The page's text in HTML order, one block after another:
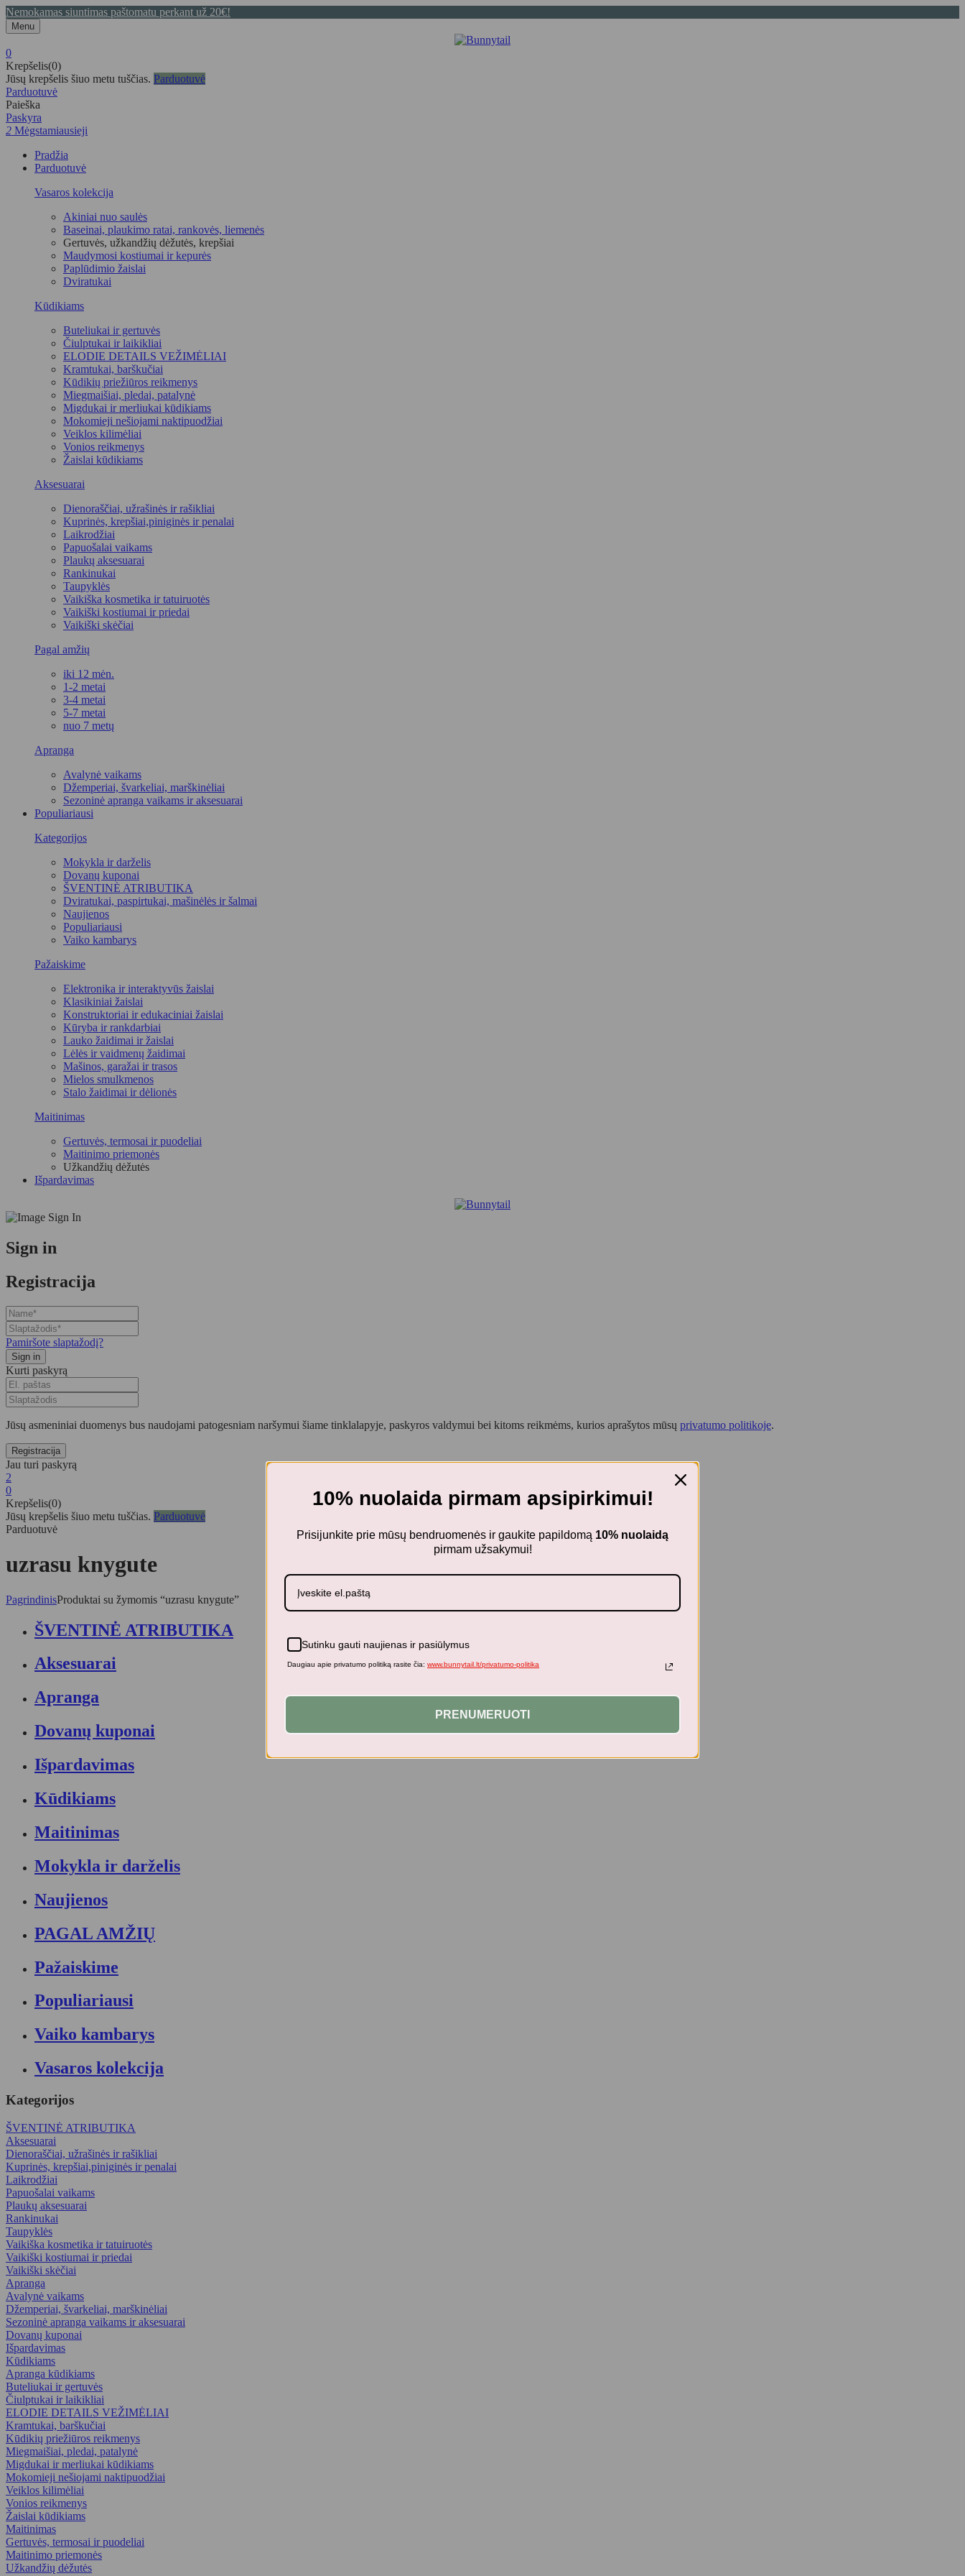
Nemokamas siuntimas paštomatu perkant už 20€!
Menu
0
Krepšelis(0)
Jūsų krepšelis šiuo metu tuščias. Parduotuvė
Parduotuvė
Paieška
Paskyra
2 Mėgstamiausieji
Pradžia
Parduotuvė
Vasaros kolekcija
Akiniai nuo saulės
Baseinai, plaukimo ratai, rankovės, liemenės
Gertuvės, užkandžių dėžutės, krepšiai
Maudymosi kostiumai ir kepurės
Paplūdimio žaislai
Dviratukai
Kūdikiams
Buteliukai ir gertuvės
Čiulptukai ir laikikliai
ELODIE DETAILS VEŽIMĖLIAI
Kramtukai, barškučiai
Kūdikių priežiūros reikmenys
Miegmaišiai, pledai, patalynė
Migdukai ir merliukai kūdikiams
Mokomieji nešiojami naktipuodžiai
Veiklos kilimėliai
Vonios reikmenys
Žaislai kūdikiams
Aksesuarai
Dienoraščiai, užrašinės ir rašikliai
Kuprinės, krepšiai,piniginės ir penalai
Laikrodžiai
Papuošalai vaikams
Plaukų aksesuarai
Rankinukai
Taupyklės
Vaikiška kosmetika ir tatuiruotės
Vaikiški kostiumai ir priedai
Vaikiški skėčiai
Pagal amžių
iki 12 mėn.
1-2 metai
3-4 metai
5-7 metai
nuo 7 metų
Apranga
Avalynė vaikams
Džemperiai, švarkeliai, marškinėliai
Sezoninė apranga vaikams ir aksesuarai
Populiariausi
Kategorijos
Mokykla ir darželis
Dovanų kuponai
ŠVENTINĖ ATRIBUTIKA
Dviratukai, paspirtukai, mašinėlės ir šalmai
Naujienos
Populiariausi
Vaiko kambarys
Pažaiskime
Elektronika ir interaktyvūs žaislai
Klasikiniai žaislai
Konstruktoriai ir edukaciniai žaislai
Kūryba ir rankdarbiai
Lauko žaidimai ir žaislai
Lėlės ir vaidmenų žaidimai
Mašinos, garažai ir trasos
Mielos smulkmenos
Stalo žaidimai ir dėlionės
Maitinimas
Gertuvės, termosai ir puodeliai
Maitinimo priemonės
Užkandžių dėžutės
Išpardavimas
Sign in
Registracija
Pamiršote slaptažodį?
Kurti paskyrą
Jūsų asmeniniai duomenys bus naudojami patogesniam naršymui šiame tinklalapyje, paskyros valdymui bei kitoms reikmėms, kurios aprašytos mūsų privatumo politikoje.
Jau turi paskyrą
2
0
Krepšelis(0)
Jūsų krepšelis šiuo metu tuščias. Parduotuvė
Parduotuvė
uzrasu knygute
PagrindinisProduktai su žymomis “uzrasu knygute”
ŠVENTINĖ ATRIBUTIKA
Aksesuarai
Apranga
Dovanų kuponai
Išpardavimas
Kūdikiams
Maitinimas
Mokykla ir darželis
Naujienos
PAGAL AMŽIŲ
Pažaiskime
Populiariausi
Vaiko kambarys
Vasaros kolekcija
Kategorijos
ŠVENTINĖ ATRIBUTIKA
Aksesuarai
Dienoraščiai, užrašinės ir rašikliai
Kuprinės, krepšiai,piniginės ir penalai
Laikrodžiai
Papuošalai vaikams
Plaukų aksesuarai
Rankinukai
Taupyklės
Vaikiška kosmetika ir tatuiruotės
Vaikiški kostiumai ir priedai
Vaikiški skėčiai
Apranga
Avalynė vaikams
Džemperiai, švarkeliai, marškinėliai
Sezoninė apranga vaikams ir aksesuarai
Dovanų kuponai
Išpardavimas
Kūdikiams
Apranga kūdikiams
Buteliukai ir gertuvės
Čiulptukai ir laikikliai
ELODIE DETAILS VEŽIMĖLIAI
Kramtukai, barškučiai
Kūdikių priežiūros reikmenys
Miegmaišiai, pledai, patalynė
Migdukai ir merliukai kūdikiams
Mokomieji nešiojami naktipuodžiai
Veiklos kilimėliai
Vonios reikmenys
Žaislai kūdikiams
Maitinimas
Gertuvės, termosai ir puodeliai
Maitinimo priemonės
Užkandžių dėžutės
10% nuolaida pirmam apsipirkimui!
Prisijunkite prie mūsų bendruomenės ir gaukite papildomą 10% nuolaidą
pirmam užsakymui!
Sutinku gauti naujienas ir pasiūlymus
Daugiau apie privatumo politiką rasite čia: www.bunnytail.lt/privatumo-politika
PRENUMERUOTI